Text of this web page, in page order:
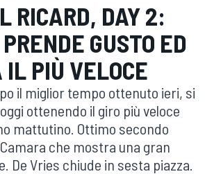
RICARD, DAY 2:
GUSTO ED
IL PIÙ VELOCE
il miglior tempo ottenuto ieri, si
ottenendo il giro più veloce
mattutino. Ottimo secondo
che mostra una gran
De Vries chiude in sesta piazza.